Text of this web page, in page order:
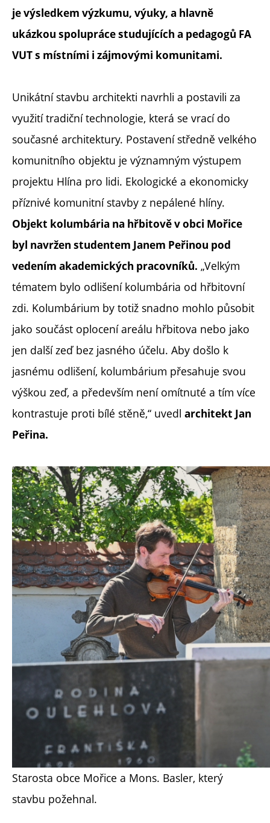
je výsledkem výzkumu, výuky, a hlavně
ukázkou spolupráce studujících a pedagogů FA
VUT s místními i zájmovými komunitami.
Unikátní stavbu architekti navrhli a postavili za
využití tradiční technologie, která se vrací do
současné architektury. Postavení středně velkého
komunitního objektu je významným výstupem
projektu Hlína pro lidi. Ekologické a ekonomicky
příznivé komunitní stavby z nepálené hlíny.
Objekt kolumbária na hřbitově v obci Mořice
byl navržen studentem Janem Peřinou pod
vedením akademických pracovníků. „Velkým
tématem bylo odlišení kolumbária od hřbitovní
zdi. Kolumbárium by totiž snadno mohlo působit
jako součást oplocení areálu hřbitova nebo jako
jen další zeď bez jasného účelu. Aby došlo k
jasnému odlišení, kolumbárium přesahuje svou
výškou zeď, a především není omítnuté a tím více
kontrastuje proti bílé stěně,“ uvedl architekt Jan
Peřina.
Starosta obce Mořice a Mons. Basler, který
stavbu požehnal.